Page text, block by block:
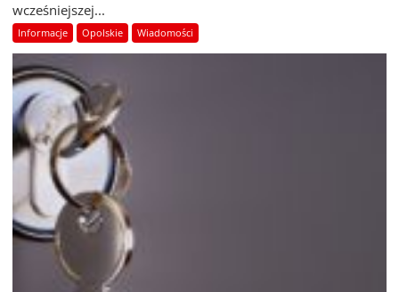
wcześniejszej...
Informacje Opolskie Wiadomości